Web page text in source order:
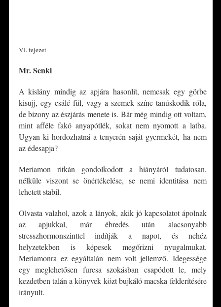
VI. fejezet
Mr. Senki
A kislány mindig az apjára hasonlít, nemcsak egy görbe
kisujj, egy csálé fül, vagy a szemek színe tanúskodik róla,
de bizony az észjárás menete is. Bár még mindig ott voltam,
mint afféle fakó anyapótlék, sokat nem nyomott a latba.
Ugyan ki hordozhatná a tenyerén saját gyermekét, ha nem
az édesapja?
Meriamon ritkán gondolkodott a hiányáról tudatosan,
nélküle viszont se önértékelése, se nemi identitása nem
lehetett stabil.
Olvasta valahol, azok a lányok, akik jó kapcsolatot ápolnak
az apjukkal, már ébredés után alacsonyabb
stresszhormonszinttel indítják a napot, és nehéz
helyzetekben is képesek megőrizni nyugalmukat.
Meriamonra ez egyáltalán nem volt jellemző. Idegessége
egy meglehetősen furcsa szokásban csapódott le, mely
kezdetben talán a könyvek közt bujkáló macska felderítésére
irányult.